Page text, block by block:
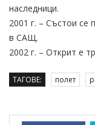
наследници.
2001 г. – Състои
в САЩ.
2002 г. – Открит е
ТАГОВЕ: полет